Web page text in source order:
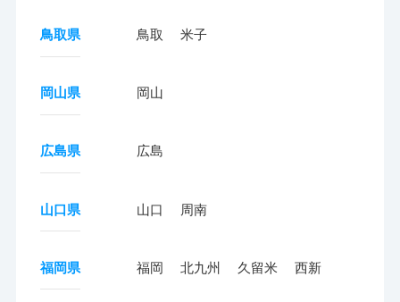
鳥取県 鳥取 米子
岡山県 岡山
広島県 広島
山口県 山口 周南
福岡県 福岡 北九州 久留米 西新